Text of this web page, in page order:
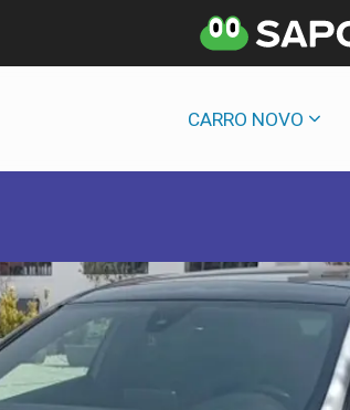
CARRO NOVO